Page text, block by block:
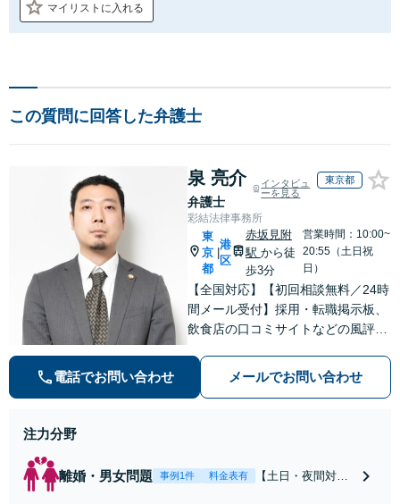
マイリストに入れる
この質問に回答した弁護士
泉 亮介
弁護士
インタビュ
ーを見る
東京都
彩結法律事務所
東
京
都
港
区
赤坂見附
駅 から徒
歩3分
営業時間：10:00~
20:55（土日祝
日）
【全国対応】【初回相談無料／24時
間メール受付】採用・転職掲示板、
飲食店の口コミサイトなどの風評被
の種類を問わず相談可。可能な限り
早期対応で駆けつけサポート【労
電話でお問い合わせ メールでお問い合わせ
注力分野
離婚・男女問題 事例1件 料金表有
【土日・夜間対応